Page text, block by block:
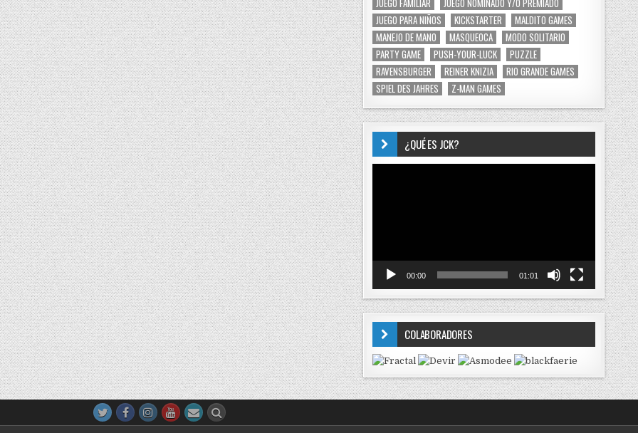
JUEGO FAMILIAR
JUEGO NOMINADO Y/O PREMIADO
JUEGO PARA NIÑOS
KICKSTARTER
MALDITO GAMES
MANEJO DE MANO
MASQUEOCA
MODO SOLITARIO
PARTY GAME
PUSH-YOUR-LUCK
PUZZLE
RAVENSBURGER
REINER KNIZIA
RIO GRANDE GAMES
SPIEL DES JAHRES
Z-MAN GAMES
¿QUÉ ES JCK?
00:00 01:01
COLABORADORES